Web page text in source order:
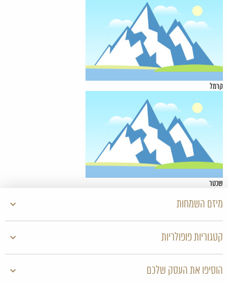
קרמל
שכטר
מיזם השמחות
קטגוריות פופולריות
הוסיפו את העסק שלכם